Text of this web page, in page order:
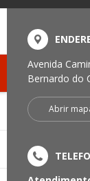
Avenida
Bernardo do
Abrir